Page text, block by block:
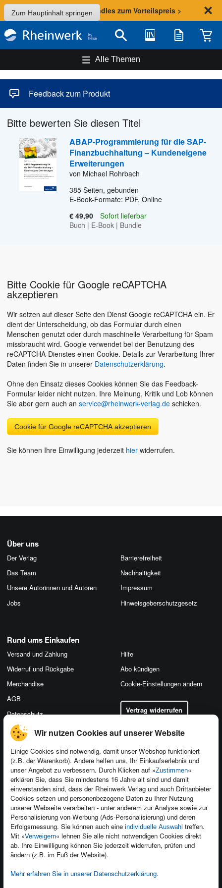
Wir nutzen Cookies auf unserer Website
Einige Cookies sind notwendig, damit unser Webshop funktioniert
(z.B. der Warenkorb). Andere helfen uns, Ihr Einkaufserlebnis und
unser Angebot zu verbessern. Durch Klicken auf »Zustimmen«
erklären Sie, dass Sie mindestens 16 Jahre alt sind und damit
einverstanden sind, dass der Rheinwerk Verlag und auch Drittanbieter
Cookies setzen und personenbezogene Daten zu Ihrer Nutzung
unserer Webseite verarbeiten - unter anderem zur Analyse sowie zur
Personalisierung von Werbung (Ads-Personalisierung) und deren
Erfolgsmessung. Sie können auch eine individuelle Auswahl treffen.
Mit »Verweigern« lehnen Sie alle nicht notwendigen Cookies direkt
ab. Ihre Einwilligung können Sie jederzeit widerrufen, prüfen und
ändern (z.B. im Fuß der Website).
Mehr erfahren Sie in unserer Datenschutzerklärung.
Zum Hauptinhalt springen
Sommer-Aktion: Bundles zum Vorteilspreis >
Suche Bibliothek Merkliste
Alle Themen
Feedback zum Produkt
Bitte bewerten Sie diesen Titel
ABAP-Programmierung für die SAP-
Finanzbuchhaltung – Kundeneigene
Erweiterungen
von Michael Rohrbach
385 Seiten, gebunden
E-Book-Formate: PDF, Online
€ 49,90
Sofort lieferbar
Buch | E-Book | Bundle
Bitte Cookie für Google reCAPTCHA
akzeptieren
Wir setzen auf dieser Seite den Dienst Google reCAPTCHA ein. Er
dient der Unterscheidung, ob das Formular durch einen
Menschen genutzt oder durch maschinelle Verarbeitung für Spam
missbraucht wird. Google verwendet bei der Benutzung des
reCAPTCHA-Dienstes einen Cookie. Details zur Verarbeitung Ihrer
Daten finden Sie in unserer Datenschutzerklärung.
Ohne den Einsatz dieses Cookies können Sie das Feedback-
Formular leider nicht nutzen. Ihre Meinung, Kritik und Lob können
Sie aber gern auch an service@rheinwerk-verlag.de schicken.
Cookie für Google reCAPTCHA akzeptieren
Sie können Ihre Einwilligung jederzeit hier widerrufen.
Über uns
Der Verlag
Das Team
Unsere Autorinnen und Autoren
Jobs
Barrierefreiheit
Nachhaltigkeit
Impressum
Hinweis­geber­schutz­gesetz
Kontakt
Newsletter
Für Unternehmen
Presseservice
Dozentenservice
Produktfeedback
Foreign Rights
Ein Buch schreiben
Rund ums Einkaufen
Versand und Zahlung
Widerruf und Rückgabe
Merchandise
AGB
Datenschutz
Hilfe
Abo kündigen
Cookie-Einstellungen ändern
Vertrag widerrufen
Kundenservice